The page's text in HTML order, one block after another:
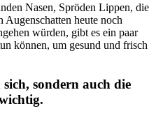
Nasen, Spröden Lippen, die
Augenschatten heute noch
würden, gibt es ein paar
können, um gesund und frisch
sondern auch die